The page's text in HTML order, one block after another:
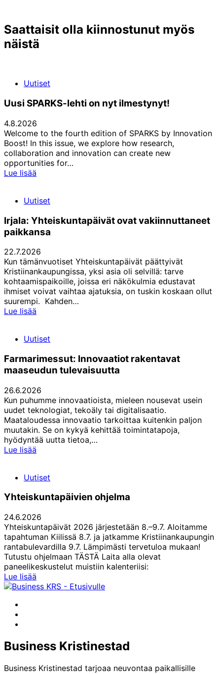
Saattaisit olla kiinnostunut myös
näistä
Uutiset
Uusi SPARKS-lehti on nyt ilmestynyt!
4.8.2026
Welcome to the fourth edition of SPARKS by Innovation
Boost! In this issue, we explore how research,
collaboration and innovation can create new
opportunities for…
Lue lisää
on
ilmestynyt!
Uutiset
Irjala: Yhteiskuntapäivät ovat vakiinnuttaneet
paikkansa
22.7.2026
Kun tämänvuotiset Yhteiskuntapäivät päättyivät
Kristiinankaupungissa, yksi asia oli selvillä: tarve
kohtaamispaikoille, joissa eri näkökulmia edustavat
ihmiset voivat vaihtaa ajatuksia, on tuskin koskaan ollut
suurempi. Kahden…
Lue lisää
vakiinnuttaneet
Uutiset
Farmarimessut: Innovaatiot rakentavat
maaseudun tulevaisuutta
26.6.2026
Kun puhumme innovaatioista, mieleen nousevat usein
uudet teknologiat, tekoäly tai digitalisaatio.
Maataloudessa innovaatio tarkoittaa kuitenkin paljon
muutakin. Se on kykyä kehittää toimintatapoja,
hyödyntää uutta tietoa,…
Lue lisää
maaseudun
Uutiset
Yhteiskuntapäivien ohjelma
24.6.2026
Yhteiskuntapäivät 2026 järjestetään 8.–9.7. Aloitamme
tapahtuman Kiilissä 8.7. ja jatkamme Kristiinankaupungin
rantabulevardilla 9.7. Lämpimästi tervetuloa mukaan!
Tutustu ohjelmaan TÄSTÄ Laita alla olevat
paneelikeskustelut muistiin kalenteriisi:
Lue lisää
ohjelma
Business Kristinestad
Business Kristinestad tarjoaa neuvontaa paikallisille